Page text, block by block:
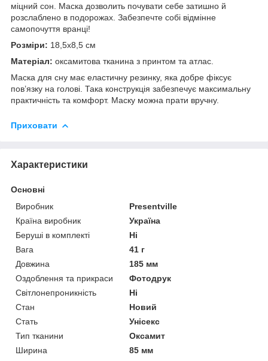
міцний сон. Маска дозволить почувати себе затишно й
розслаблено в подорожах. Забезпечте собі відмінне
самопочуття вранці!
Розміри: 18,5х8,5 см
Матеріал: оксамитова тканина з принтом та атлас.
Маска для сну має еластичну резинку, яка добре фіксує
пов’язку на голові. Така конструкція забезпечує максимальну
практичність та комфорт. Маску можна прати вручну.
Приховати
Характеристики
Основні
Виробник
Presentville
Країна виробник
Україна
Беруші в комплекті
Ні
Вага
41 г
Довжина
185 мм
Оздоблення та прикраси
Фотодрук
Світлонепроникність
Ні
Стан
Новий
Стать
Унісекс
Тип тканини
Оксамит
Ширина
85 мм